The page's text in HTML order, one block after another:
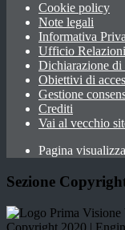
Cookie policy
Note legali
Informativa
Ufficio
Dichiarazione di
Obiettivi di
Gestione
Crediti
Vai al vecchio
Pagina
Sezione
Copyright 2020 |